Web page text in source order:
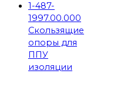
1-487-
1997.00.000
Скользящие
опоры для
ППУ
изоляции